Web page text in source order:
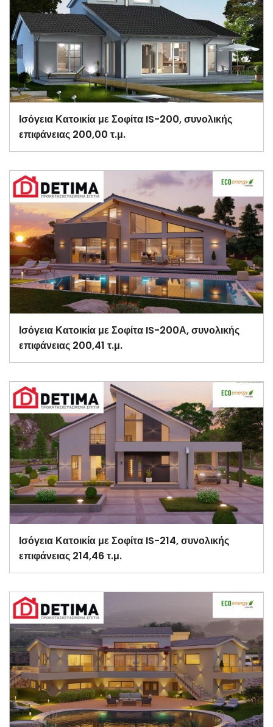
Ισόγεια Κατοικία με Σοφίτα IS-200, συνολικής
επιφάνειας 200,00 τ.μ.
Ισόγεια Κατοικία με Σοφίτα IS-200Α, συνολικής
επιφάνειας 200,41 τ.μ.
Ισόγεια Κατοικία με Σοφίτα IS-214, συνολικής
επιφάνειας 214,46 τ.μ.